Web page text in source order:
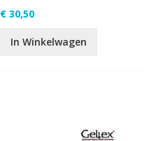
€ 30,50
In Winkelwagen